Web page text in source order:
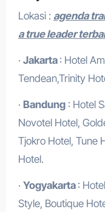
Lokasi : agenda
a true leader
· Jakarta : Hotel
Tendean,Trinity
· Bandung: Hotel
Novotel Hotel,
Tjokro Hotel, Tune
Hotel.
· Yogyakarta :
Style, Boutique